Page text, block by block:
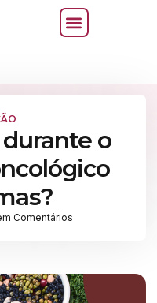
o
Comentários